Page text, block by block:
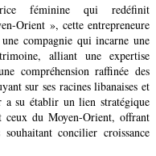
féminine qui redéfinit
Orient », cette entrepreneure
compagnie qui incarne une
alliant une expertise
compréhension raffinée des
sur ses racines libanaises et
a su établir un lien stratégique
ceux du Moyen-Orient, offrant
concilier croissance